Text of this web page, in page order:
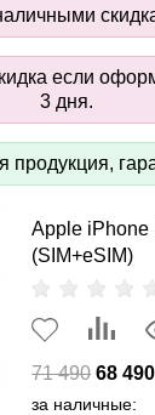
если
3 дня.
продукция,
Apple
(SIM+eSIM)
71 490 68 490
за наличные: